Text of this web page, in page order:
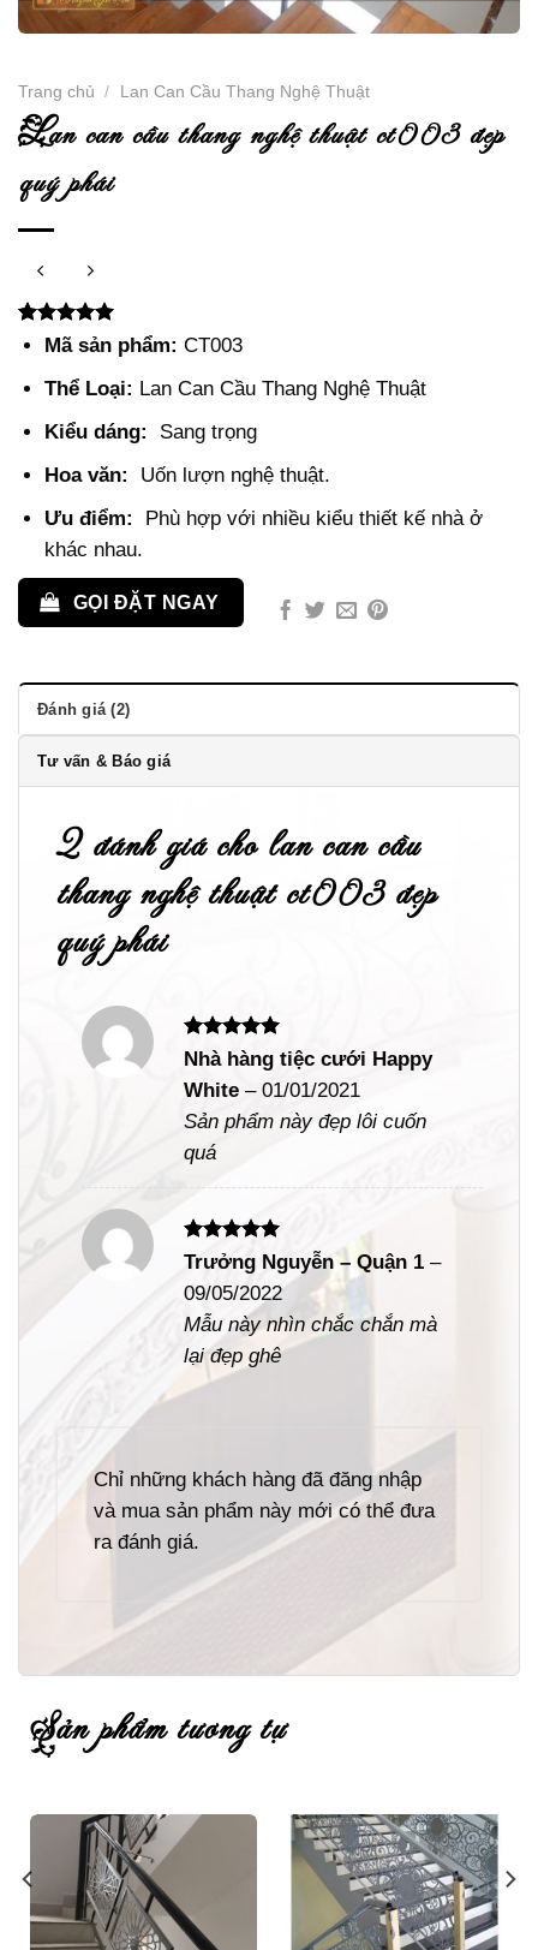
Trang chủ / Lan Can Cầu Thang Nghệ Thuật
lan can cầu thang nghệ thuật ct003 đẹp
quý phái
5.00trên 5
dựa trên
2
đánh giá
Mã sản phẩm: CT003
Thể Loại: Lan Can Cầu Thang Nghệ Thuật
Kiểu dáng:
Sang trọng
Hoa văn:
Uốn lượn nghệ thuật.
Ưu điểm:
Phù hợp với nhiều kiểu thiết kế nhà ở
khác nhau.
GỌI ĐẶT NGAY
Đánh giá (2)
Tư vấn & Báo giá
2 đánh giá cholan can cầu
thang nghệ thuật ct003 đẹp
quý phái
Được xếp
sao
Nhà hàng tiệc cưới Happy
White– 01/01/2021
Sản phẩm này đẹp lôi cuốn
quá
Được xếp
5
sao
Trưởng Nguyễn – Quận 1–
09/05/2022
Mẫu này nhìn chắc chắn mà
lại đẹp ghê
Chỉ những khách hàng đã đăng nhập
và mua sản phẩm này mới có thể đưa
ra đánh giá.
sản phẩm tương tự